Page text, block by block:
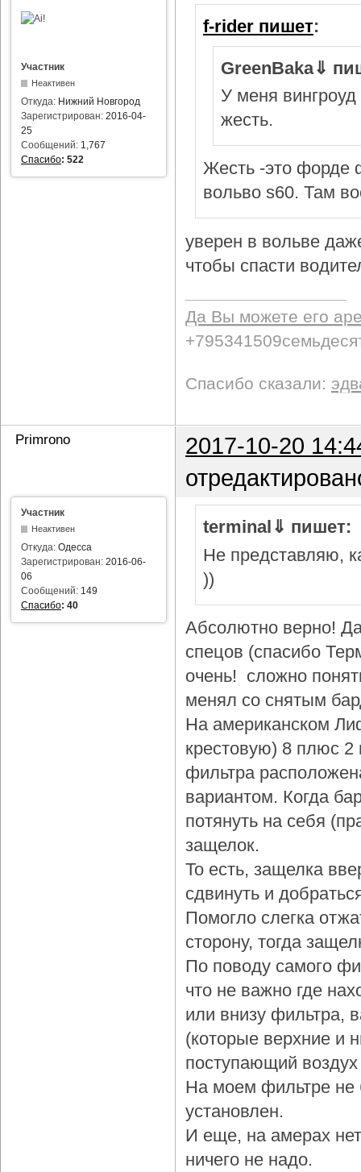
Участник
Неактивен
Откуда: Нижний Новгород
Зарегистрирован: 2016-04-
25
Сообщений: 1,767
Спасибо: 522
f-rider пишет:
GreenBaka⇓
У меня вингроуд
жесть.
Жесть -это форде
вольво s60. Там
уверен в вольве
чтобы спасти
Да Вы можете его
Спасибо сказали:
Primrono
2017-10-20
Участник
Неактивен
Откуда: Одесса
Зарегистрирован: 2016-06-
06
Сообщений: 149
Спасибо: 40
terminal⇓ пишет:
Не представляю,
))
Абсолютно верно!
спецов (спасибо
очень! сложно
менял со снятым
На американском
крестовую) 8 плюс 2
фильтра
вариантом. Когда
потянуть на себя
защелок.
То есть, защелка
сдвинуть и
Помогло слегка
сторону, тогда
По поводу самого
что не важно где
или внизу фильтра,
(которые верхние и
поступающий
На моем фильтре не
установлен.
И еще, на амерах
ничего не надо.